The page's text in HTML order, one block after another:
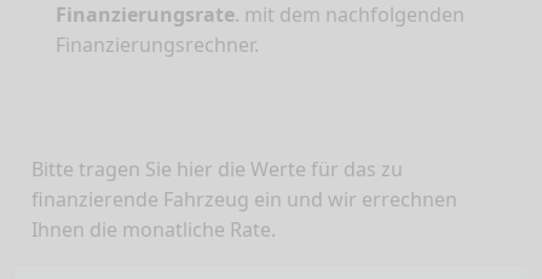
Finanzierungsrate. mit dem nachfolgenden
Finanzierungsrechner.
Bitte tragen Sie hier die Werte für das zu
finanzierende Fahrzeug ein und wir errechnen
Ihnen die monatliche Rate.